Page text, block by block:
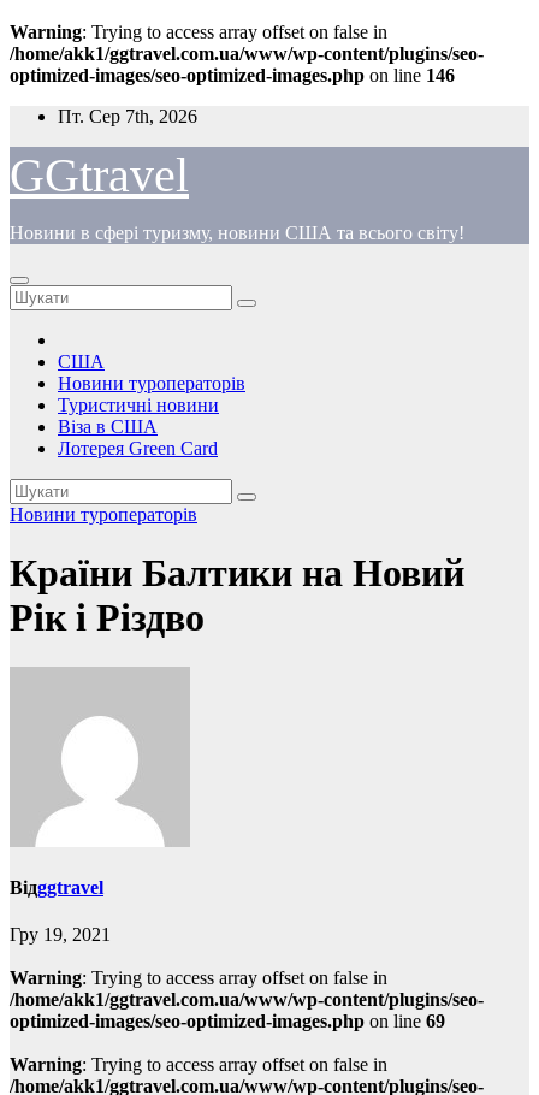
Warning: Trying to access array offset on false in
/home/akk1/ggtravel.com.ua/www/wp-content/plugins/seo-
optimized-images/seo-optimized-images.php on line 146
Перейти
вмісту
Пт. Сер 7th, 2026
GGtravel
Новини в сфері туризму, новини США та всього світу!
США
Новини туроператорів
Туристичні новини
Віза в США
Лотерея Green Card
Новини туроператорів
Країни Балтики на Новий
Рік і Різдво
Відggtravel
Гру 19, 2021
Warning: Trying to access array offset on false in
/home/akk1/ggtravel.com.ua/www/wp-content/plugins/seo-
optimized-images/seo-optimized-images.php on line 69
Warning: Trying to access array offset on false in
/home/akk1/ggtravel.com.ua/www/wp-content/plugins/seo-